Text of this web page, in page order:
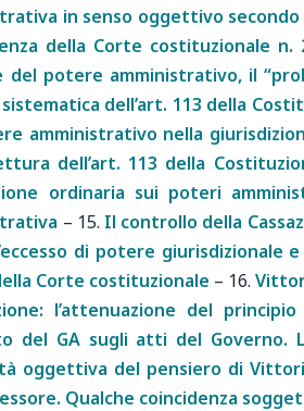
in senso oggettivo
della Corte costituzionale n.
del potere amministrativo, il
dell’art. 113 della
amministrativo nella
dell’art. 113 della
ordinaria sui poteri
– 15. Il controllo della
di potere
Corte costituzionale – 16.
l’attenuazione del
del GA sugli atti del
oggettiva del pensiero di
Qualche coincidenza